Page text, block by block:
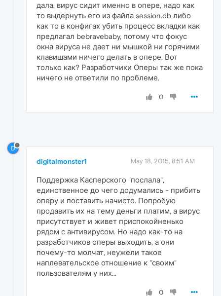
дала, вирус сидит именно в опере, надо как
то выдернуть его из файла session.db либо
как то в конфигах убить процесс вкладки как
предлагал bebravebaby, потому что фокус
окна вируса не дает ни мышкой ни горячими
клавишами ничего делать в опере. Вот
только как? Разработчики Оперы так же пока
ничего не ответили по проблеме.
0
D
digitalmonster1 May 18, 2015, 8:51 AM
Поддержка Касперского "послала",
единственное до чего додумались - прибить
оперу и поставить начисто. Попробую
продавить их на тему деньги платим, а вирус
присутствует и живет приспокойненько
рядом с антивирусом. Но надо как-то на
разработчиков оперы выходить, а они
почему-то молчат, неужели такое
наплевательское отношение к "своим"
пользователям у них...
0